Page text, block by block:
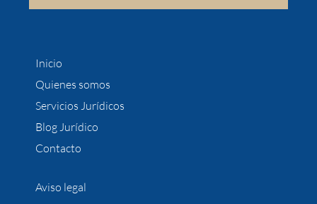
Inicio
Quienes somos
Servicios Jurídicos
Blog Jurídico
Contacto
Aviso legal